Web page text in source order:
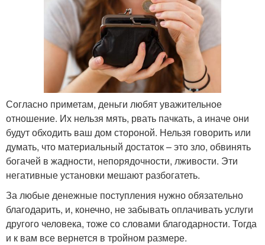
Согласно приметам, деньги любят уважительное
отношение. Их нельзя мять, рвать пачкать, а иначе они
будут обходить ваш дом стороной. Нельзя говорить или
думать, что материальный достаток – это зло, обвинять
богачей в жадности, непорядочности, лживости. Эти
негативные установки мешают разбогатеть.
За любые денежные поступления нужно обязательно
благодарить, и, конечно, не забывать оплачивать услуги
другого человека, тоже со словами благодарности. Тогда
и к вам все вернется в тройном размере.